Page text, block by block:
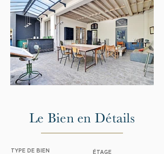
Le Bien en Détails
TYPE DE BIEN ÉTAGE